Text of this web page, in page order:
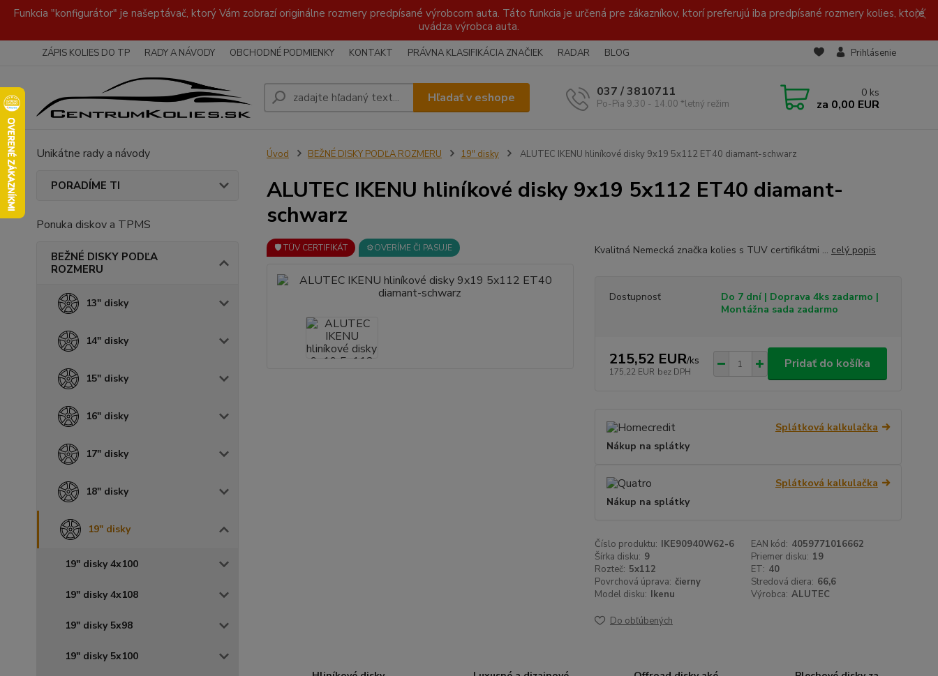
Funkcia "konfigurátor" je našeptávač, ktorý Vám zobrazí originálne rozmery predpísané výrobcom auta. Táto funkcia je určená pre zákazníkov, ktorí preferujú iba predpísané rozmery kolies, ktoré
uvádza výrobca auta.
ZÁPIS KOLIES DO TP RADY A NÁVODY OBCHODNÉ PODMIENKY KONTAKT PRÁVNA KLASIFIKÁCIA ZNAČIEK RADAR BLOG Prihlásenie
Hľadať v eshope 037 / 3810711
Po-Pia 9.30 - 14.00 *letný režim
0 ks
za 0,00 EUR
Unikátne rady a návody
PORADÍME TI
Ponuka diskov a TPMS
BEŽNÉ DISKY PODĽA
ROZMERU
13" disky
14" disky
15" disky
16" disky
17" disky
18" disky
19" disky
19" disky 4x100
19" disky 4x108
19" disky 5x98
19" disky 5x100
Úvod BEŽNÉ DISKY PODĽA ROZMERU 19" disky ALUTEC IKENU hliníkové disky 9x19 5x112 ET40 diamant-schwarz
ALUTEC IKENU hliníkové disky 9x19 5x112 ET40 diamant-
schwarz
🛡️ TÜV CERTIFIKÁT ⚙️OVERÍME ČI PASUJE Kvalitná Nemecká značka kolies s TUV certifikátmi ... celý popis
Dostupnosť
Do 7 dní | Doprava 4ks zadarmo |
Montážna sada zadarmo
215,52 EUR/ks
175,22 EUR bez DPH
Pridať do košíka
Splátková kalkulačka
Nákup na splátky
Splátková kalkulačka
Nákup na splátky
Číslo produktu: IKE90940W62-6 EAN kód: 4059771016662
Šírka disku: 9 Priemer disku: 19
Rozteč: 5x112 ET: 40
Povrchová úprava: čierny Stredová diera: 66,6
Model disku: Ikenu Výrobca: ALUTEC
Do obľúbených